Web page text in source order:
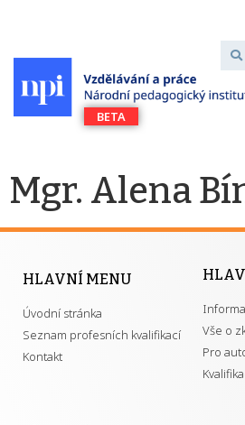
Mgr. Alena
HLAVNÍ MENU
Úvodní stránka
Seznam profesních kvalifikací
Kontakt
Vše o
Pro